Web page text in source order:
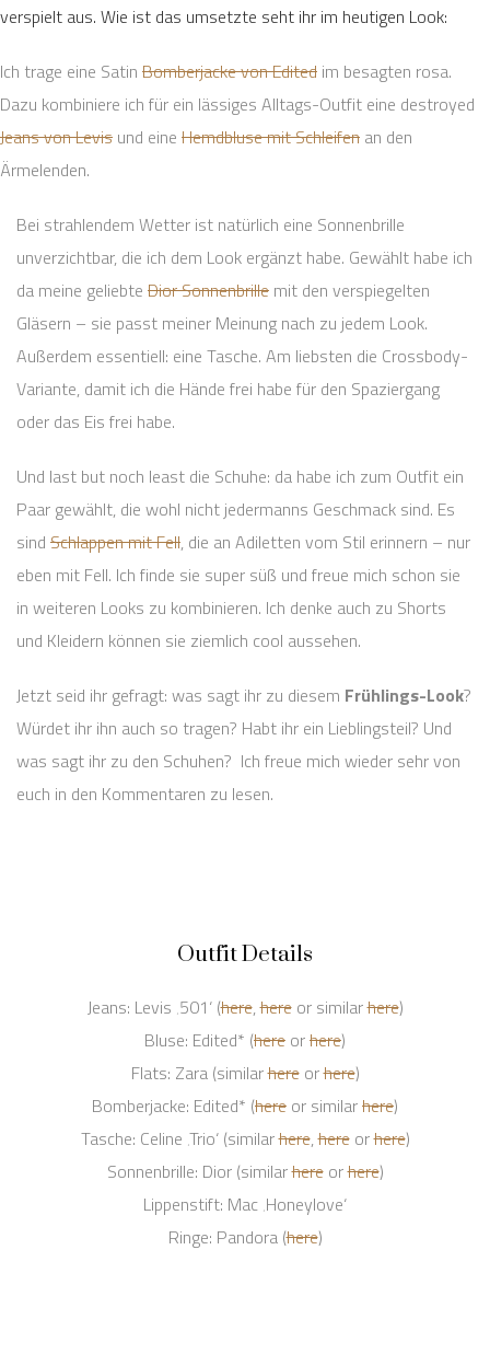
verspielt aus. Wie ist das umsetzte seht ihr im heutigen Look:
Ich trage eine Satin Bomberjacke von Edited im besagten rosa.
Dazu kombiniere ich für ein lässiges Alltags-Outfit eine destroyed
Jeans von Levis und eine Hemdbluse mit Schleifen an den
Ärmelenden.
Bei strahlendem Wetter ist natürlich eine Sonnenbrille
unverzichtbar, die ich dem Look ergänzt habe. Gewählt habe ich
da meine geliebte Dior Sonnenbrille mit den verspiegelten
Gläsern – sie passt meiner Meinung nach zu jedem Look.
Außerdem essentiell: eine Tasche. Am liebsten die Crossbody-
Variante, damit ich die Hände frei habe für den Spaziergang
oder das Eis frei habe.
Und last but noch least die Schuhe: da habe ich zum Outfit ein
Paar gewählt, die wohl nicht jedermanns Geschmack sind. Es
sind Schlappen mit Fell, die an Adiletten vom Stil erinnern – nur
eben mit Fell. Ich finde sie super süß und freue mich schon sie
in weiteren Looks zu kombinieren. Ich denke auch zu Shorts
und Kleidern können sie ziemlich cool aussehen.
Jetzt seid ihr gefragt: was sagt ihr zu diesem Frühlings-Look?
Würdet ihr ihn auch so tragen? Habt ihr ein Lieblingsteil? Und
was sagt ihr zu den Schuhen? Ich freue mich wieder sehr von
euch in den Kommentaren zu lesen.
Outfit Details
Jeans: Levis ‚501‘ (here,hereor similarhere)
Bluse: Edited* (here orhere)
Flats: Zara (similarhereorhere)
Bomberjacke: Edited* (here or similarhere)
Tasche: Celine ‚Trio‘ (similarhere,hereorhere)
Sonnenbrille: Dior (similarhereorhere)
Lippenstift: Mac ‚Honeylove‘
Ringe: Pandora (here)